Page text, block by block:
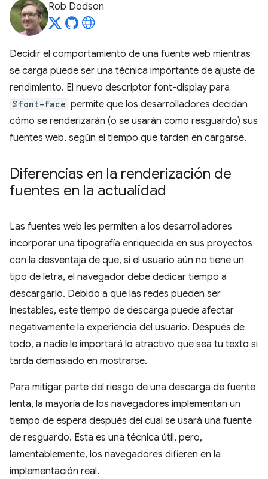
Rob Dodson
Decidir el comportamiento de una fuente web mientras
se carga puede ser una técnica importante de ajuste de
rendimiento. El nuevo descriptor font-display para
@font-face permite que los desarrolladores decidan
cómo se renderizarán (o se usarán como resguardo) sus
fuentes web, según el tiempo que tarden en cargarse.
Diferencias en la renderización de
fuentes en la actualidad
Las fuentes web les permiten a los desarrolladores
incorporar una tipografía enriquecida en sus proyectos
con la desventaja de que, si el usuario aún no tiene un
tipo de letra, el navegador debe dedicar tiempo a
descargarlo. Debido a que las redes pueden ser
inestables, este tiempo de descarga puede afectar
negativamente la experiencia del usuario. Después de
todo, a nadie le importará lo atractivo que sea tu texto si
tarda demasiado en mostrarse.
Para mitigar parte del riesgo de una descarga de fuente
lenta, la mayoría de los navegadores implementan un
tiempo de espera después del cual se usará una fuente
de resguardo. Esta es una técnica útil, pero,
lamentablemente, los navegadores difieren en la
implementación real.